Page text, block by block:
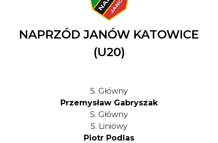
NAPRZÓD JANÓW KATOWICE
(U20)
S. Główny
Przemysław Gabryszak
S. Główny
S. Liniowy
Piotr Podlas